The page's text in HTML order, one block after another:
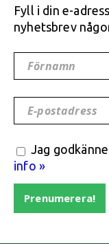
Fyll i din e-
nyhetsbrev
Förnamn
E-postadress
Jag
info »
Prenumerera!